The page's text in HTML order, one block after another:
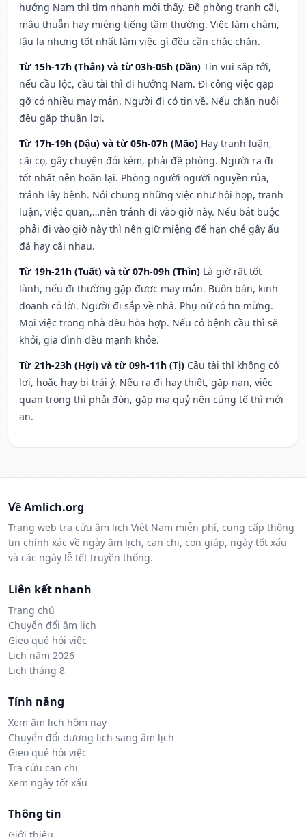
hướng Nam thì tìm nhanh mới thấy. Đề phòng tranh cãi,
mâu thuẫn hay miệng tiếng tầm thường. Việc làm chậm,
lâu la nhưng tốt nhất làm việc gì đều cần chắc chắn.
Từ 15h-17h (Thân) và từ 03h-05h (Dần) Tin vui sắp tới,
nếu cầu lộc, cầu tài thì đi hướng Nam. Đi công việc gặp
gỡ có nhiều may mắn. Người đi có tin về. Nếu chăn nuôi
đều gặp thuận lợi.
Từ 17h-19h (Dậu) và từ 05h-07h (Mão) Hay tranh luận,
cãi cọ, gây chuyện đói kém, phải đề phòng. Người ra đi
tốt nhất nên hoãn lại. Phòng người người nguyền rủa,
tránh lây bệnh. Nói chung những việc như hội họp, tranh
luận, việc quan,…nên tránh đi vào giờ này. Nếu bắt buộc
phải đi vào giờ này thì nên giữ miệng để hạn ché gây ẩu
đả hay cãi nhau.
Từ 19h-21h (Tuất) và từ 07h-09h (Thìn) Là giờ rất tốt
lành, nếu đi thường gặp được may mắn. Buôn bán, kinh
doanh có lời. Người đi sắp về nhà. Phụ nữ có tin mừng.
Mọi việc trong nhà đều hòa hợp. Nếu có bệnh cầu thì sẽ
khỏi, gia đình đều mạnh khỏe.
Từ 21h-23h (Hợi) và từ 09h-11h (Tị) Cầu tài thì không có
lợi, hoặc hay bị trái ý. Nếu ra đi hay thiệt, gặp nạn, việc
quan trọng thì phải đòn, gặp ma quỷ nên cúng tế thì mới
an.
Về Amlich.org
Trang web tra cứu âm lịch Việt Nam miễn phí, cung cấp thông
tin chính xác về ngày âm lịch, can chi, con giáp, ngày tốt xấu
và các ngày lễ tết truyền thống.
Liên kết nhanh
Trang chủ
Chuyển đổi âm lịch
Gieo quẻ hỏi việc
Lịch năm 2026
Lịch tháng 8
Tính năng
Xem âm lịch hôm nay
Chuyển đổi dương lịch sang âm lịch
Gieo quẻ hỏi việc
Tra cứu can chi
Xem ngày tốt xấu
Thông tin